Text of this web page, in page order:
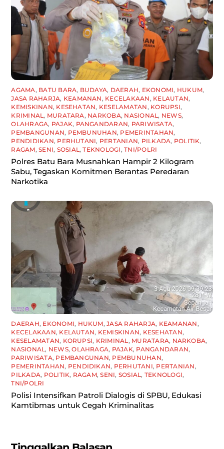
AGAMA, BATU BARA, BUDAYA, DAERAH, EKONOMI, HUKUM,
JASA RAHARJA, KEAMANAN, KECELAKAAN, KELAUTAN,
KEMISKINAN, KESEHATAN, KESELAMATAN, KORUPSI,
KRIMINAL, MURATARA, NARKOBA, NASIONAL, NEWS,
OLAHRAGA, PAJAK, PANGANDARAN, PARIWISATA,
PEMBANGUNAN, PEMBUNUHAN, PEMERINTAHAN,
PENDIDIKAN, PERHUTANI, PERTANIAN, PILKADA, POLITIK,
RAGAM,SENI, SOSIAL,TEKNOLOGI,TNI/POLRI
Polres Batu Bara Musnahkan Hampir 2 Kilogram
Sabu, Tegaskan Komitmen Berantas Peredaran
Narkotika
DAERAH, EKONOMI, HUKUM,JASA RAHARJA, KEAMANAN,
KECELAKAAN, KELAUTAN, KEMISKINAN, KESEHATAN,
KESELAMATAN, KORUPSI, KRIMINAL, MURATARA, NARKOBA,
NASIONAL, NEWS,OLAHRAGA, PAJAK, PANGANDARAN,
PARIWISATA, PEMBANGUNAN, PEMBUNUHAN,
PEMERINTAHAN, PENDIDIKAN, PERHUTANI, PERTANIAN,
PILKADA, POLITIK, RAGAM,SENI, SOSIAL, TEKNOLOGI,
TNI/POLRI
Polisi Intensifkan Patroli Dialogis di SPBU, Edukasi
Kamtibmas untuk Cegah Kriminalitas